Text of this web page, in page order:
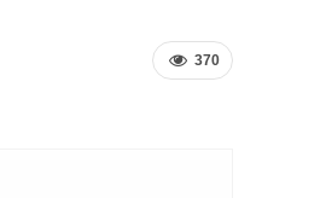
370